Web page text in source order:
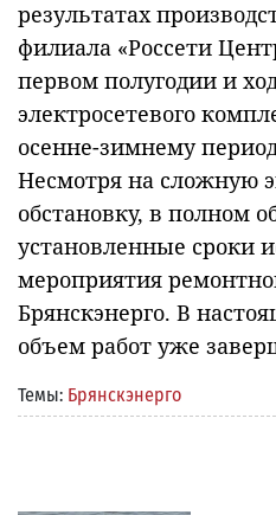
результатах
филиала «Россети
первом полугодии и
электросетевого
осенне-зимнему
Несмотря на сложную
обстановку, в полном
установленные сроки
мероприятия
Брянскэнерго. В
объем работ уже
Темы: Брянскэнерго